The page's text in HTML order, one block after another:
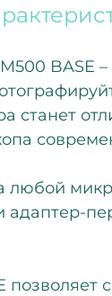
BASE
любой
адаптер-